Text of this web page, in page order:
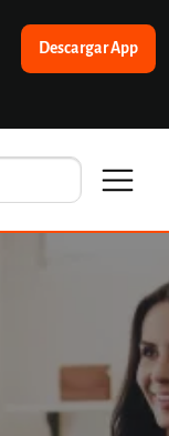
Descargar App